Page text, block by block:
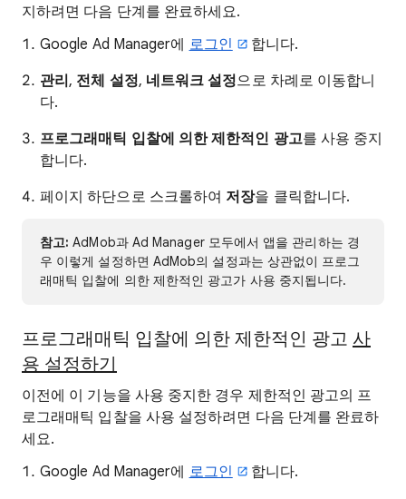
지하려면 다음 단계를 완료하세요.
Google Ad Manager에 로그인
합니다.
관리, 전체 설정, 네트워크 설정으로 차례로 이동합니
다.
프로그래매틱 입찰에 의한 제한적인 광고를 사용 중지
합니다.
페이지 하단으로 스크롤하여 저장을 클릭합니다.
참고: AdMob과 Ad Manager 모두에서 앱을 관리하는 경
우 이렇게 설정하면 AdMob의 설정과는 상관없이 프로그
래매틱 입찰에 의한 제한적인 광고가 사용 중지됩니다.
프로그래매틱 입찰에 의한 제한적인 광고 사
용 설정하기
이전에 이 기능을 사용 중지한 경우 제한적인 광고의 프
로그래매틱 입찰을 사용 설정하려면 다음 단계를 완료하
세요.
Google Ad Manager에 로그인
합니다.